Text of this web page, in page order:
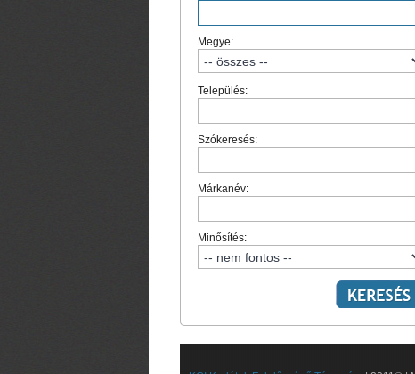
Megye:
Település:
Szókeresés:
Márkanév:
Minősítés: